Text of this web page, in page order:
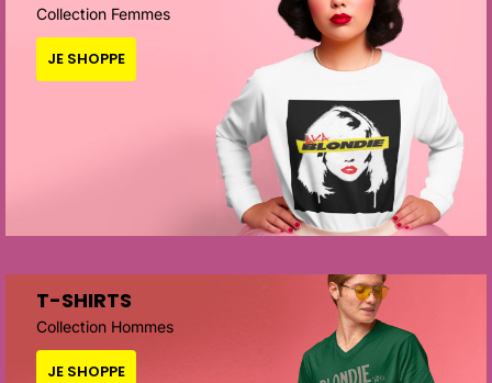
Collection Femmes
JE SHOPPE
T-SHIRTS
Collection Hommes
JE SHOPPE